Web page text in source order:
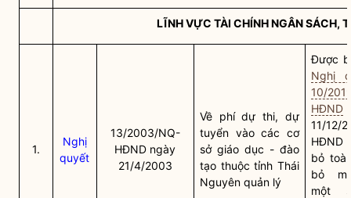
LĨNH VỰC TÀI CHÍNH NGÂN SÁCH,
1.
Nghị
quyết
13/2003/NQ-
HĐND ngày
21/4/2003
Về phí dự thi, dự
tuyển vào các cơ
sở giáo dục - đào
tạo thuộc tỉnh Thái
Nguyên quản lý
Được
Nghị
10/
HĐND
11/12/
bỏ
bỏ
một